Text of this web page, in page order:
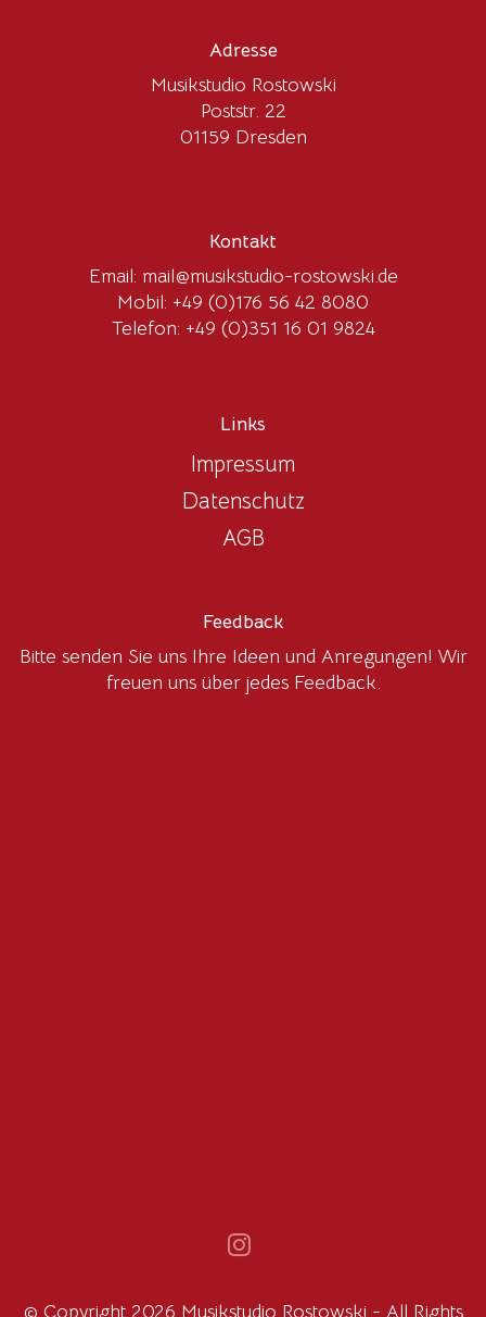
Adresse
Musikstudio Rostowski
Poststr. 22
01159 Dresden
Kontakt
Email: mail@musikstudio-rostowski.de
Mobil: +49 (0)176 56 42 8080
Telefon: +49 (0)351 16 01 9824
Links
Impressum
Datenschutz
AGB
Feedback
Bitte senden Sie uns Ihre Ideen und Anregungen! Wir
freuen uns über jedes Feedback.
© Copyright 2026 Musikstudio Rostowski - All Rights